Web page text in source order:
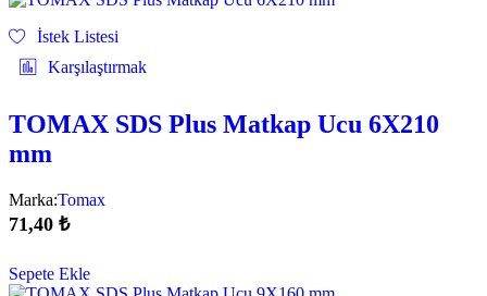
İstek Listesi
Karşılaştırmak
TOMAX SDS Plus Matkap Ucu 6X210
mm
Marka:Tomax
71,40 ₺
Sepete Ekle